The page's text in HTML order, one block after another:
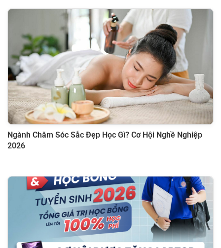
Ngành Chăm Sóc Sắc Đẹp Học Gì? Cơ Hội Nghề Nghiệp
2026